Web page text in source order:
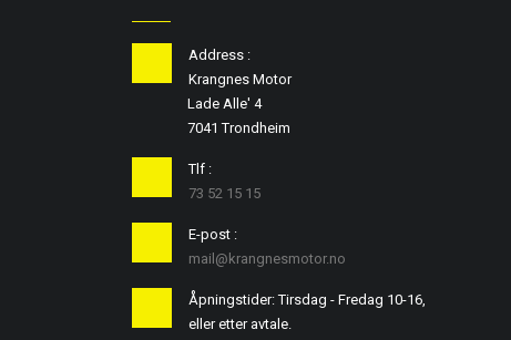
Address :
Krangnes Motor
Lade Alle' 4
7041 Trondheim
Tlf :
73 52 15 15
E-post :
mail@krangnesmotor.no
Åpningstider: Tirsdag - Fredag 10-16,
eller etter avtale.